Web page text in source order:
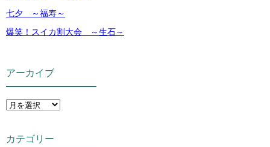
七夕 ～福寿～
爆笑！スイカ割大会 ～生石～
アーカイブ
カテゴリー